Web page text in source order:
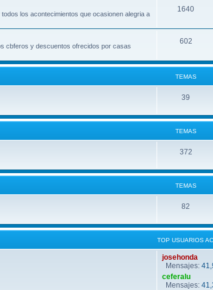
los acontecimientos que ocasionen alegria a
1640
cbferos y descuentos ofrecidos por casas
602
TEMAS
39
TEMAS
372
TEMAS
82
TOP USUARIOS
josehonda
Mensajes:
ceferalu
Mensajes: